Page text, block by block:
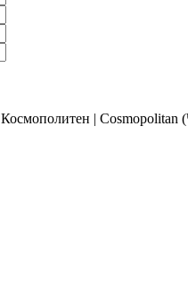
Космополитен | Cosmopolitan